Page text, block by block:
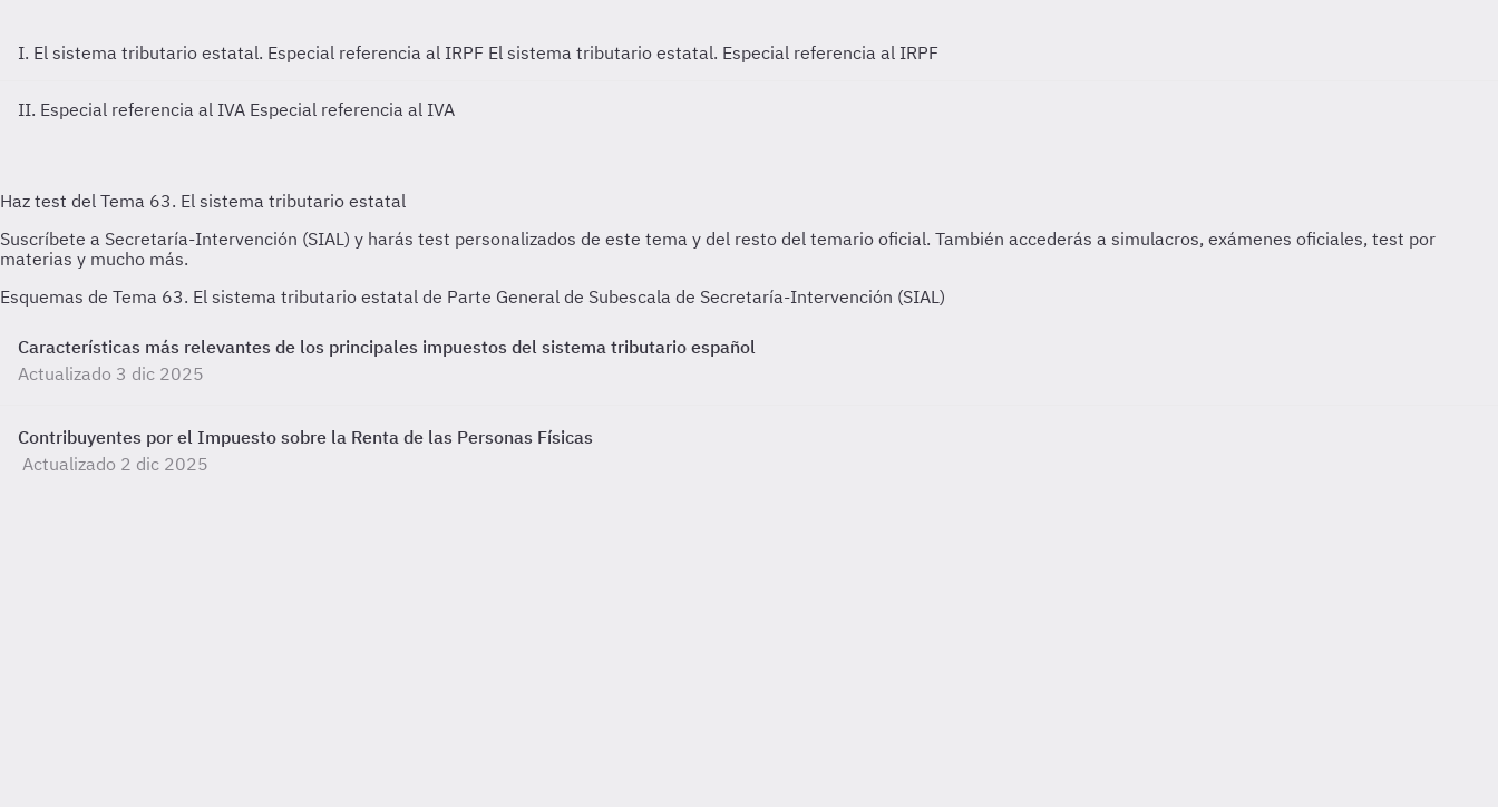
I. El sistema tributario estatal. Especial referencia al IRPF El sistema tributario estatal. Especial referencia al IRPF
II. Especial referencia al IVA Especial referencia al IVA
Esquemas de Tema 63. El sistema tributario estatal de Parte General de Subescala de Secretaría-Intervención (SIAL)
Características más relevantes de los principales impuestos del sistema tributario español
Actualizado 3 dic 2025
Contribuyentes por el Impuesto sobre la Renta de las Personas Físicas
Actualizado 2 dic 2025